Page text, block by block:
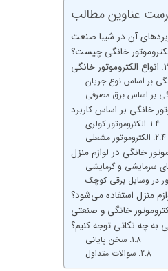
عناوین مطالب
آن در شیبا صنعت
خانگی چیست؟
انواع الکتروموتور خانگی
خانگی بر اساس کاربرد
الکتروموتور کولری
الکتروموتور مشعلی
خانگی در لوازم منزل
سرمایشی و گرمایشی
در وسایل برقی کوچک
منزل استفاده می‌شود؟
خانگی و صنعتی
به چه نکاتی توجه کنیم؟
سخن پایانی
سوالات متداول